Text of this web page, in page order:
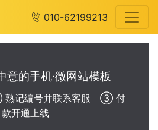
010-62199213
意的手机·微网站模板
记编号并联系客服 ③ 付
款开通上线